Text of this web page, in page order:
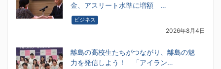
金、アスリート水準に増額 …
ビジネス
2026年8月4日
離島の高校生たちがつながり、離島の魅
力を発信しよう！ 「アイラン…